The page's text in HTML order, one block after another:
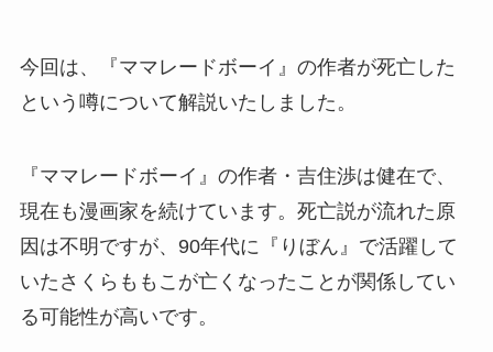
今回は、『ママレードボーイ』の作者が死亡した
という噂について解説いたしました。
『ママレードボーイ』の作者・吉住渉は健在で、
現在も漫画家を続けています。死亡説が流れた原
因は不明ですが、90年代に『りぼん』で活躍して
いたさくらももこが亡くなったことが関係してい
る可能性が高いです。